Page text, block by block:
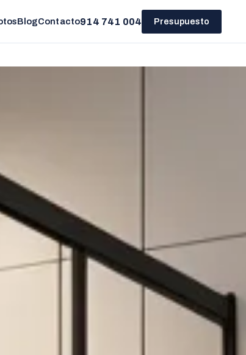
BlogContacto914 741 004 Presupuesto